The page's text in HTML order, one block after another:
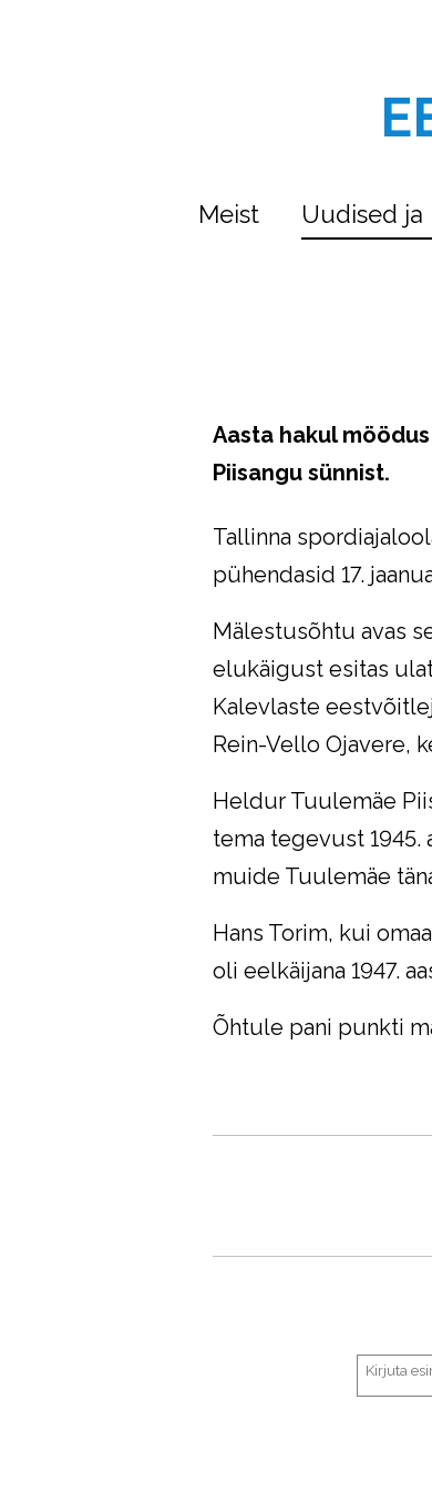
Meist Uudised ja
Aasta hakul
Piisangu sünnist.
Tallinna
pühendasid 17.
Mälestusõhtu avas
elukäigust esitas
Kalevlaste
Rein-Vello Ojavere,
Heldur Tuulemäe
tema tegevust
muide Tuulemäe
Hans Torim, kui
oli eelkäijana 1947.
Õhtule pani punkti